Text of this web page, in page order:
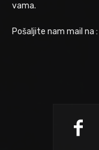
vama.
Pošaljite nam mail na :